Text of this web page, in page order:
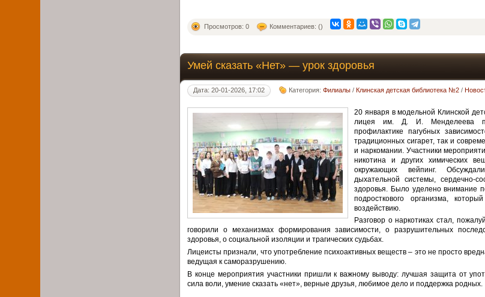
Просмотров: 0 Комментариев: ()
Умей сказать «Нет» — урок здоровья
Дата: 20-01-2026, 17:02 Категория:Филиалы /Клинская детская библиотека №2 /
20 января в модельной Клинской
лицея им. Д. И. Менделеева
профилактике пагубных
традиционных сигарет, так и
и наркомании. Участники
никотина и других химических
окружающих вейпинг.
дыхательной системы, сердечно-
здоровья. Было уделено внимание
подросткового организма,
воздействию.
Разговор о наркотиках стал,
говорили о механизмах формирования зависимости, о разрушительных
здоровья, о социальной изоляции и трагических судьбах.
Лицеисты признали, что употребление психоактивных веществ – это не просто
ведущая к саморазрушению.
В конце мероприятия участники пришли к важному выводу: лучшая защита от
сила воли, умение сказать «нет», верные друзья, любимое дело и поддержка родных.